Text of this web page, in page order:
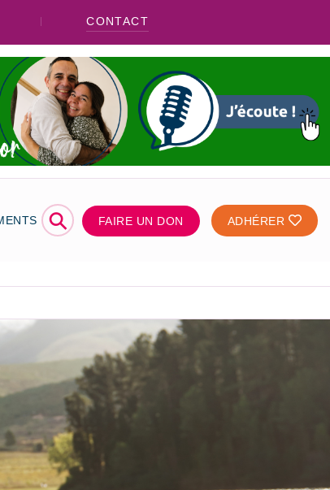
CONTACT
⚲ FAIRE UN DON ADHÉRER